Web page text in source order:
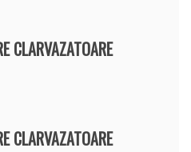
CLARVAZATOARE
CLARVAZATOARE